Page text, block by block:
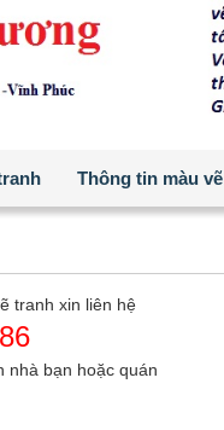
Thông tin màu vẽ
tranh xin liên hệ
nhà bạn hoặc quán